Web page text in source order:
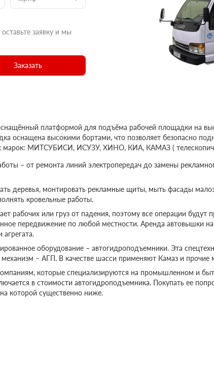
заявку и мы
Заказать
платформой для подъёма рабочей площадки на
оснащена высокими бортами, что позволяет безопасно
марок: МИТСУБИСИ, ИСУЗУ, ХИНО, КИА, КАМАЗ (
– от ремонта линий электропередач до замены
деревья, монтировать рекламные щиты, мыть фасады
кровельные работы.
рабочих или груз от падения, поэтому все операции будут
передвижение по любой местности. Аренда автовышки
оборудование – автогидроподъемники. Эта
– АГП. В качестве шасси применяют Камаз и прочие
которые специализируются на промышленном и
в стоимости автогидроподъемника. Покупать ее
которой существенно ниже.